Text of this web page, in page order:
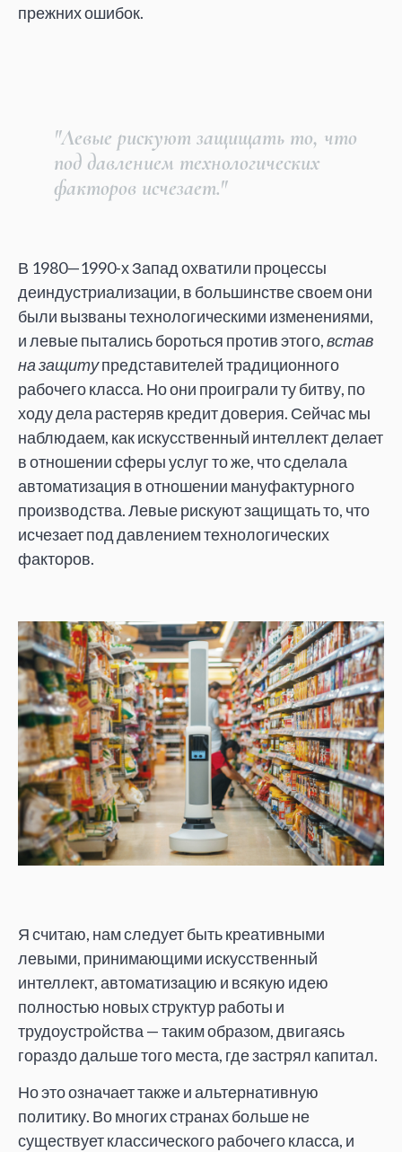
прежних ошибок.
"Левые рискуют защищать то, что
под давлением технологических
факторов исчезает."
В 1980—1990-х Запад охватили процессы
деиндустриализации, в большинстве своем они
были вызваны технологическими изменениями,
и левые пытались бороться против этого,встав
на защитупредставителей традиционного
рабочего класса. Но они проиграли ту битву, по
ходу дела растеряв кредит доверия. Сейчас мы
наблюдаем, как искусственный интеллект делает
в отношении сферы услуг то же, что сделала
автоматизация в отношении мануфактурного
производства. Левые рискуют защищать то, что
исчезает под давлением технологических
факторов.
Я считаю, нам следует быть креативными
левыми, принимающими искусственный
интеллект, автоматизацию и всякую идею
полностью новых структур работы и
трудоустройства — таким образом, двигаясь
гораздо дальше того места, где застрял капитал.
Но это означает также и альтернативную
политику. Во многих странах больше не
существует классического рабочего класса, и